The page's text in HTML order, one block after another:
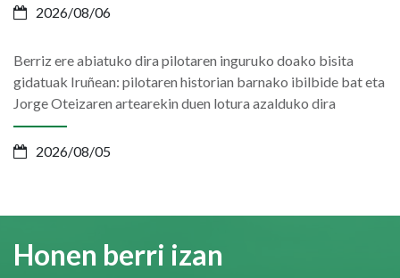
2026/08/06
Berriz ere abiatuko dira pilotaren inguruko doako bisita
gidatuak Iruñean: pilotaren historian barnako ibilbide bat eta
Jorge Oteizaren artearekin duen lotura azalduko dira
2026/08/05
Honen berri izan